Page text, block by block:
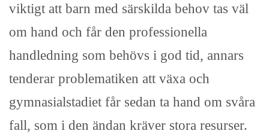
viktigt att barn med särskilda behov tas väl
om hand och får den professionella
handledning som behövs i god tid, annars
tenderar problematiken att växa och
gymnasialstadiet får sedan ta hand om svåra
fall, som i den ändan kräver stora resurser.